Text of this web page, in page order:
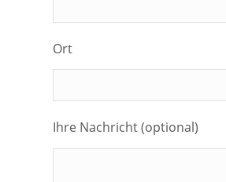
Ort
Ihre Nachricht (optional)